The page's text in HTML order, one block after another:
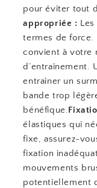
pour éviter tout
appropriée :
termes de
convient à votre
d’entraînement.
entraîner un
bande trop
bénéfique.
élastiques qui
fixe, assurez-
fixation
mouvements
potentiellement